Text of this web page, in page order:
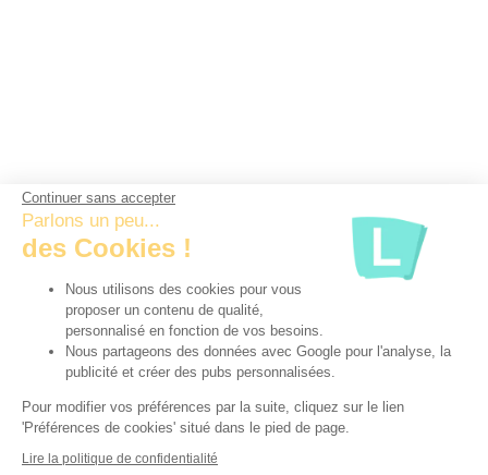
Continuer sans accepter
Parlons un peu...
des Cookies !
Nous utilisons des cookies pour vous
proposer un contenu de qualité,
personnalisé en fonction de vos besoins.
Nous partageons des données avec Google pour l'analyse, la
publicité et créer des pubs personnalisées.
Pour modifier vos préférences par la suite, cliquez sur le lien
'Préférences de cookies' situé dans le pied de page.
Lire la politique de confidentialité